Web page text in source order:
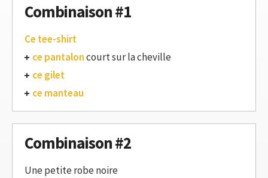
Combinaison #1
Ce tee-shirt
ce pantaloncourt sur la cheville
ce gilet
ce manteau
Combinaison #2
Une petite robe noire